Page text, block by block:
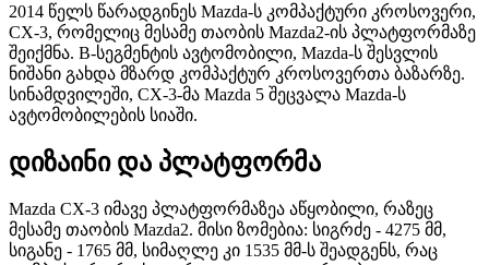
2014 წელს წარადგინეს Mazda-ს კომპაქტური კროსოვერი,
CX-3, რომელიც მესამე თაობის Mazda2-ის პლატფორმაზე
შეიქმნა. B-სეგმენტის ავტომობილი, Mazda-ს შესვლის
ნიშანი გახდა მზარდ კომპაქტურ კროსოვერთა ბაზარზე.
სინამდვილეში, CX-3-მა Mazda 5 შეცვალა Mazda-ს
ავტომობილების სიაში.
დიზაინი და პლატფორმა
Mazda CX-3 იმავე პლატფორმაზეა აწყობილი, რაზეც
მესამე თაობის Mazda2. მისი ზომებია: სიგრძე - 4275 მმ,
სიგანე - 1765 მმ, სიმაღლე კი 1535 მმ-ს შეადგენს, რაც